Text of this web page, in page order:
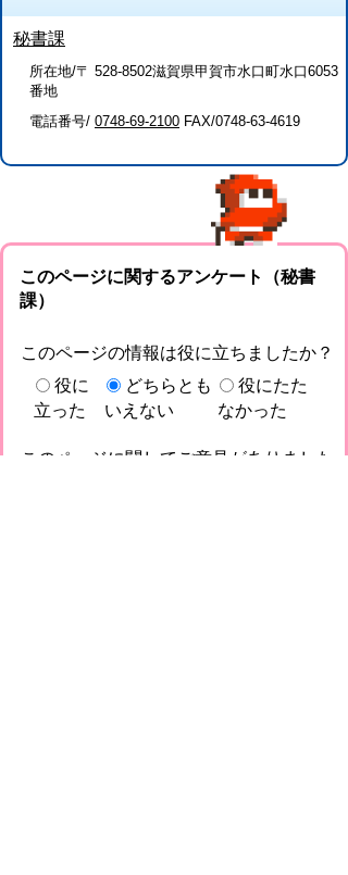
秘書課
所在地/〒 528-8502滋賀県甲賀市水口町水口6053
番地
電話番号/ 0748-69-2100 FAX/0748-63-4619
このページに関するアンケート（秘書
課）
このページの情報は役に立ちましたか？
役に
立った
どちらとも
いえない
役にたた
なかった
このページに関してご意見がありました